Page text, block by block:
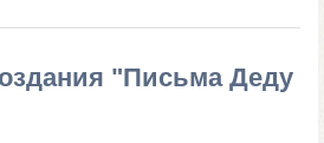
"Письма Деду